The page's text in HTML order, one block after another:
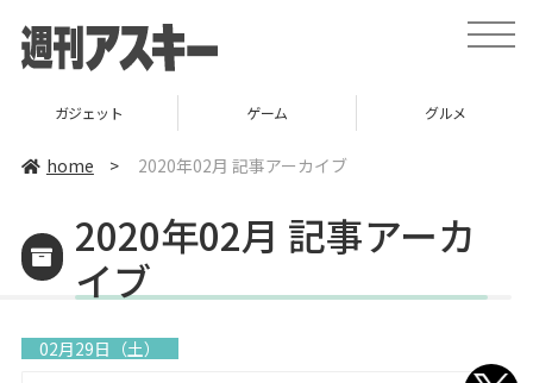
toggle
ガジェット ゲーム グルメ
home > 2020年02月 記事アーカイブ
2020年02月 記事アーカ
イブ
02月29日（土）